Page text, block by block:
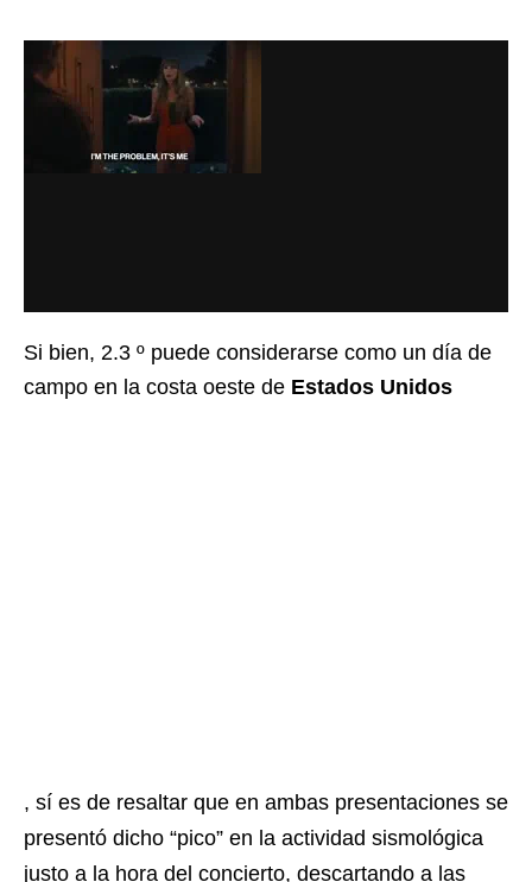
Si bien, 2.3 º puede considerarse como un día de
campo en la costa oeste de Estados Unidos
, sí es de resaltar que en ambas presentaciones se
presentó dicho “pico” en la actividad sismológica
justo a la hora del concierto, descartando a las